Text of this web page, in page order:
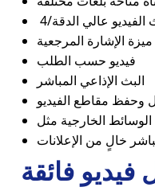
ميزة الإشارة المرجعية
فيديو حسب الطلب
البث الإذاعي المباشر
وحفظ مقاطع الفيديو
خالٍ من الإعلانات
فائقة